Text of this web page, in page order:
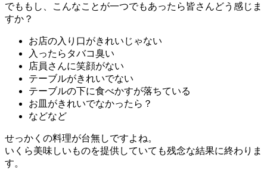
でももし、こんなことが一つでもあったら皆さんどう感じま
すか？
お店の入り口がきれいじゃない
入ったらタバコ臭い
店員さんに笑顔がない
テーブルがきれいでない
テーブルの下に食べかすが落ちている
お皿がきれいでなかったら？
などなど
せっかくの料理が台無しですよね。
いくら美味しいものを提供していても残念な結果に終わりま
す。